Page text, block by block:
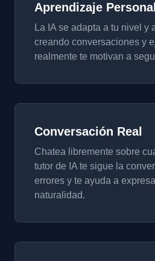
Aprendizaje
La IA se adapta a tu nivel y
creando conversaciones y
realmente te motivan a
Conversación Real
Chatea libremente sobre
tutor de IA te sigue la
errores y te ayuda a
naturalidad.